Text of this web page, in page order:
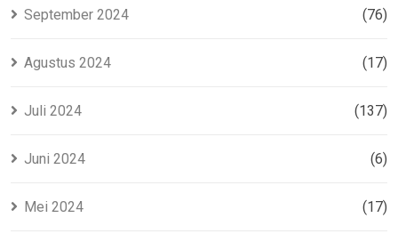
September 2024 (76)
Agustus 2024 (17)
Juli 2024 (137)
Juni 2024 (6)
Mei 2024 (17)